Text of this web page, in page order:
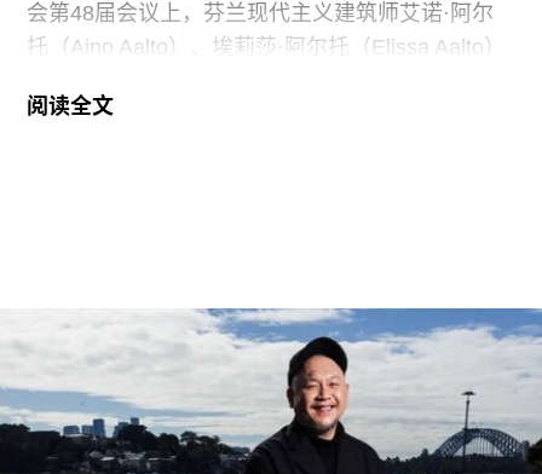
会第48届会议上，芬兰现代主义建筑师艾诺·阿尔
托（Aino Aalto）、埃莉莎·阿尔托（Elissa Aalto）
列入世界遗产名录。这组统称为“阿尔托作品”
空间，涵盖住宅、公共、市政、社区及文化建筑。
根据联合国教科文组织的说明，这些作品展现了“以
人为本、因地制宜且富有同理心的设计理念，体现
了芬兰对现代建筑的重要贡献”。
入选项目中最早期的代表作之一是位于赫尔辛基的
阅读全文